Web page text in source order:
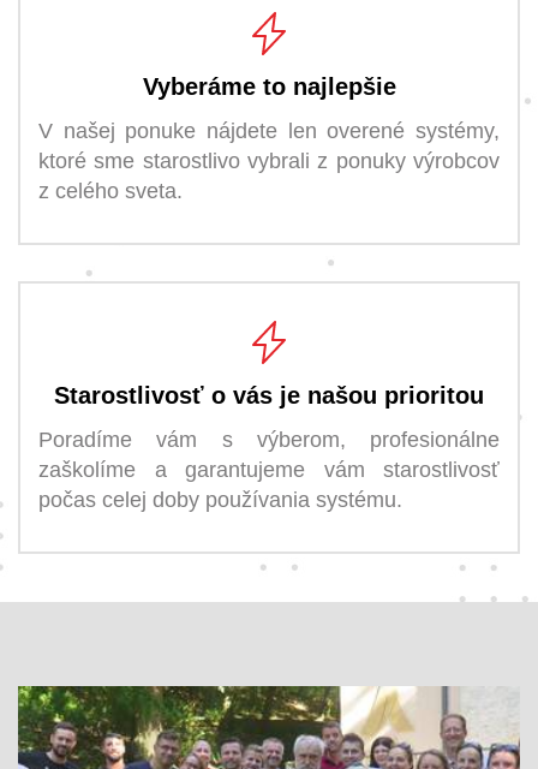
Vyberáme to najlepšie
V našej ponuke nájdete len overené systémy,
ktoré sme starostlivo vybrali z ponuky výrobcov
z celého sveta.
Starostlivosť o vás je našou prioritou
Poradíme vám s výberom, profesionálne
zaškolíme a garantujeme vám starostlivosť
počas celej doby používania systému.